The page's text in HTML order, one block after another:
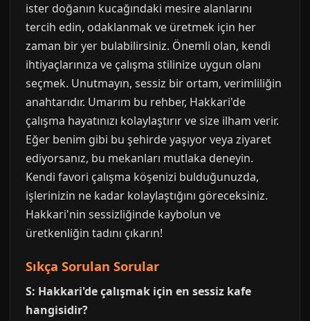
ister doğanın kucağındaki mesire alanlarını
tercih edin, odaklanmak ve üretmek için her
zaman bir yer bulabilirsiniz. Önemli olan, kendi
ihtiyaçlarınıza ve çalışma stilinize uygun olanı
seçmek. Unutmayın, sessiz bir ortam, verimliliğin
anahtarıdır. Umarım bu rehber, Hakkari'de
çalışma hayatınızı kolaylaştırır ve size ilham verir.
Eğer benim gibi bu şehirde yaşıyor veya ziyaret
ediyorsanız, bu mekanları mutlaka deneyin.
Kendi favori çalışma köşenizi bulduğunuzda,
işlerinizin ne kadar kolaylaştığını göreceksiniz.
Hakkari'nin sessizliğinde kaybolun ve
üretkenliğin tadını çıkarın!
Sıkça Sorulan Sorular
S: Hakkari'de çalışmak için en sessiz kafe
hangisidir?